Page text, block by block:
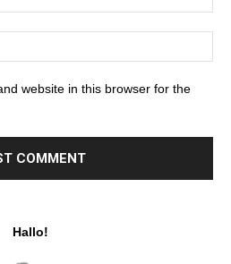
website in this browser for the
Hallo!